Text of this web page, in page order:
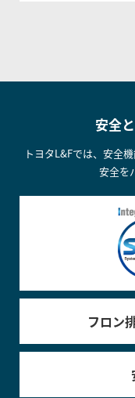
安全
トヨタL&Fでは、安全
安全を
フロン